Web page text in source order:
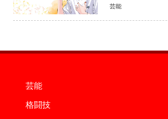
クスと「美少
芸能
芸能
格闘技